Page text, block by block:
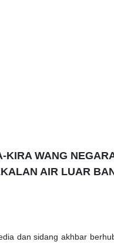
WANG
AIR LUAR
dan sidang akhbar